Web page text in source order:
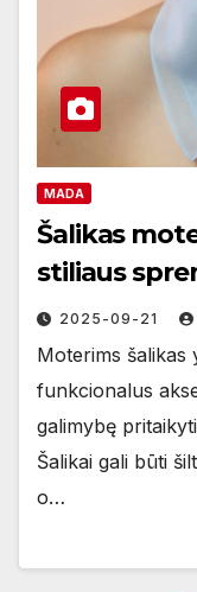
MADA
Šalikas
stiliaus
2025-09-21
Moterims šalikas
funkcionalus
galimybę
Šalikai gali būti
o…